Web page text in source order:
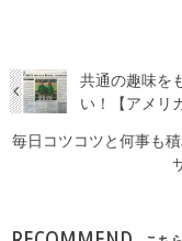
共通の趣味を
い！【アメリ
毎日コツコツと何事も